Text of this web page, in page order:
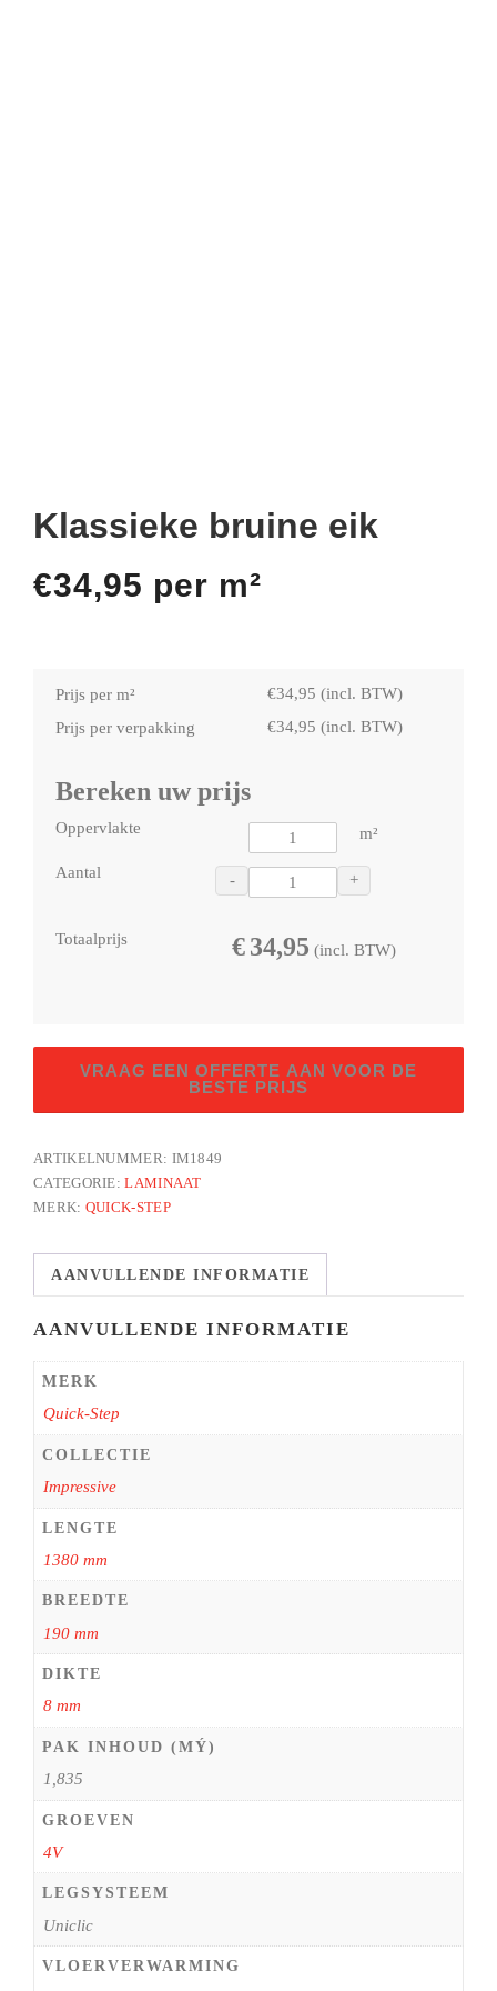
Klassieke bruine eik
€34,95 per m²
Prijs per m² €34,95 (incl. BTW)
Prijs per verpakking
€34,95 (incl. BTW)
Bereken uw prijs
Oppervlakte m²
Aantal - +
Totaalprijs €34,95 (incl. BTW)
eik
VRAAG EEN OFFERTE AAN VOOR DE
BESTE PRIJS
ARTIKELNUMMER: IM1849
CATEGORIE:LAMINAAT
MERK: QUICK-STEP
AANVULLENDE INFORMATIE
AANVULLENDE INFORMATIE
MERK
Quick-Step
COLLECTIE
Impressive
LENGTE
1380 mm
BREEDTE
190 mm
DIKTE
8 mm
PAK INHOUD (MÝ)
1,835
GROEVEN
4V
LEGSYSTEEM
Uniclic
VLOERVERWARMING